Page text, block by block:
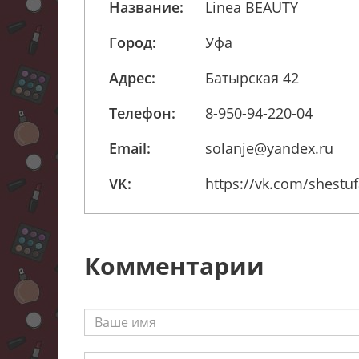
Название:
Linea BEAUTY
Город:
Уфа
Адрес:
Батырская 42
Телефон:
8-950-94-220-04
Email:
solanje@yandex.ru
VK:
https://vk.com/
Комментарии